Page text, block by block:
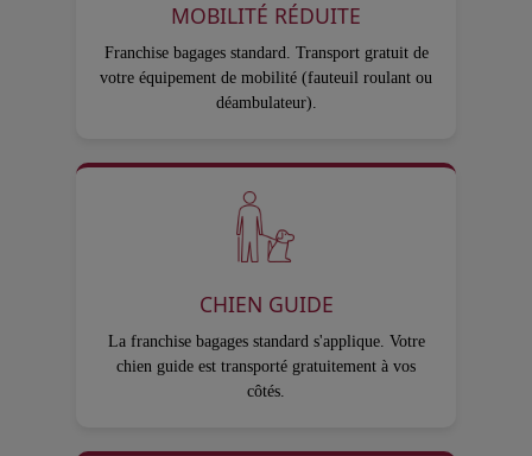
MOBILITÉ RÉDUITE
Franchise bagages standard. Transport gratuit de
votre équipement de mobilité (fauteuil roulant ou
déambulateur).
CHIEN GUIDE
La franchise bagages standard s'applique. Votre
chien guide est transporté gratuitement à vos
côtés.